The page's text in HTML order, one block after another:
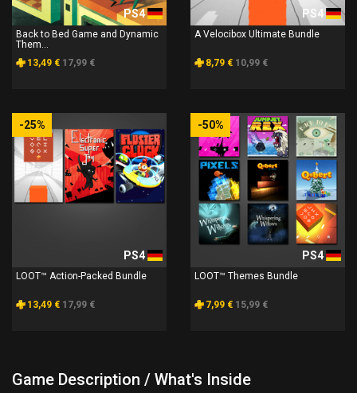
PS4
Back to Bed Game and Dynamic
Them...
13,49 € 17,99 €
PS4
A Velocibox Ultimate Bundle
8,79 € 10,99 €
-25%
PS4
LOOT™ Action-Packed Bundle
13,49 € 17,99 €
-50%
PS4
LOOT™ Themes Bundle
7,99 € 15,99 €
Game Description / What's Inside